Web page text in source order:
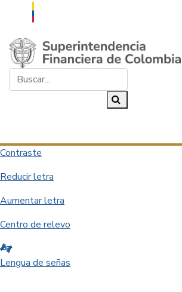
Saltar al contenido principal
Contraste
Reducir letra
Aumentar letra
Centro de relevo
Lengua de señas